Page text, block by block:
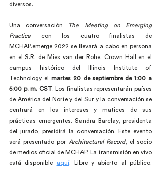
diversos.
Una conversación The Meeting on Emerging
Practice con los cuatro finalistas de
MCHAP.emerge 2022 se llevará a cabo en persona
en el S.R. de Mies van der Rohe. Crown Hall en el
campus histórico del Illinois Institute of
Technology el martes 20 de septiembre de 1:00 a
5:00 p. m. CST. Los finalistas representarán países
de América del Norte y del Sur y la conversación se
centrará en los intereses y matices de sus
prácticas emergentes. Sandra Barclay, presidenta
del jurado, presidirá la conversación. Este evento
será presentado por Architectural Record, el socio
de medios oficial de MCHAP. La transmisión en vivo
está disponible
aquí. Libre y abierto al público.